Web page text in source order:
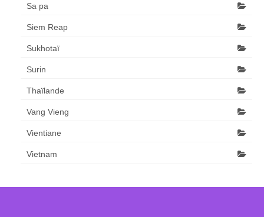
Sa pa
Siem Reap
Sukhotaï
Surin
Thaïlande
Vang Vieng
Vientiane
Vietnam